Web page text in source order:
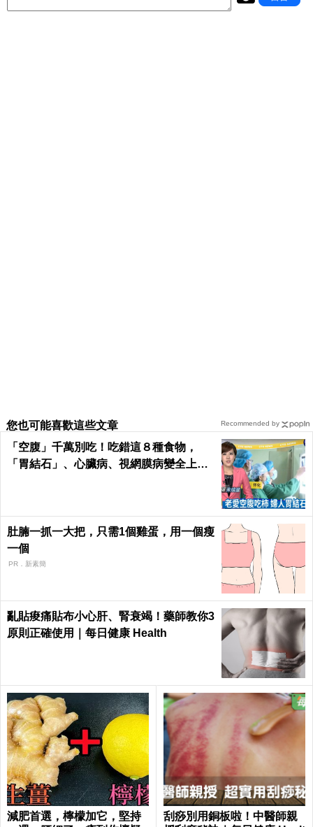
您也可能喜歡這些文章
「空腹」千萬別吃！吃錯這８種食物，
「胃結石」、心臟病、視網膜病變全上身
肚腩一抓一大把，只需1個雞蛋，用一個瘦
一個
PR．新素簡
亂貼痠痛貼布小心肝、腎衰竭！藥師教你3
原則正確使用｜每日健康 Health
減肥首選，檸檬加它，堅持
刮痧別用銅板啦！中醫師親
Recommended by